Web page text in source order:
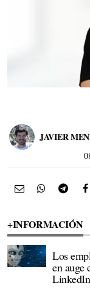
JAVIER
+INFORMACIÓN
Los
en auge
LinkedIn